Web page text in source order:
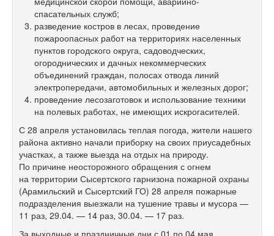
спасательных служб;
разведение костров в лесах, проведение
пожароопасных работ на территориях населенных
пунктов городского округа, садоводческих,
огороднических и дачных некоммерческих
объединений граждан, полосах отвода линий
электропередачи, автомобильных и железных дорог;
проведение лесозаготовок и использование техники
на полевых работах, не имеющих искрогасителей.
С 28 апреля установилась теплая погода, жители нашего
района активно начали приборку на своих приусадебных
участках, а также выезда на отдых на природу.
По причине неосторожного обращения с огнем
на территории Сысертского гарнизона пожарной охраны
(Арамильский и Сысертский ГО) 28 апреля пожарные
подразделения выезжали на тушение травы и мусора —
11 раз, 29.04. — 14 раз, 30.04. — 17 раз.